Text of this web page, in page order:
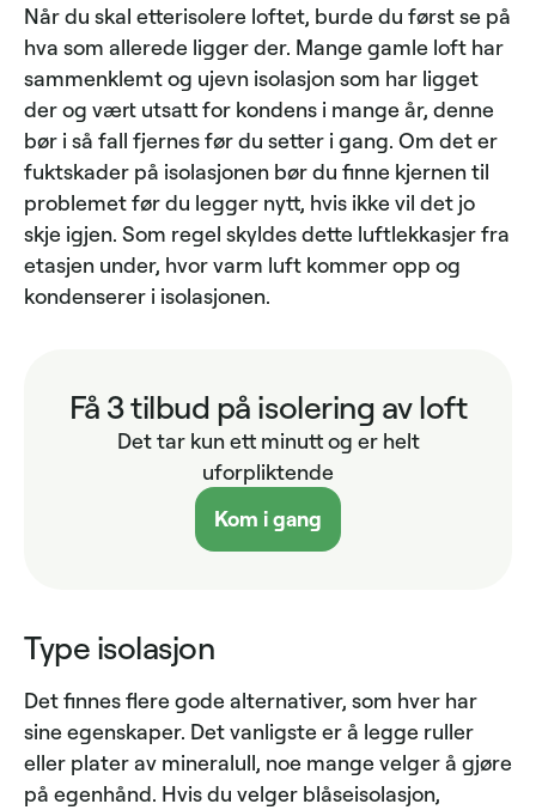
Når du skal etterisolere loftet, burde du først se på
hva som allerede ligger der. Mange gamle loft har
sammenklemt og ujevn isolasjon som har ligget
der og vært utsatt for kondens i mange år, denne
bør i så fall fjernes før du setter i gang. Om det er
fuktskader på isolasjonen bør du finne kjernen til
problemet før du legger nytt, hvis ikke vil det jo
skje igjen. Som regel skyldes dette luftlekkasjer fra
etasjen under, hvor varm luft kommer opp og
kondenserer i isolasjonen.
Få 3 tilbud på isolering av loft
Det tar kun ett minutt og er helt
uforpliktende
Kom i gang
Type isolasjon
Det finnes flere gode alternativer, som hver har
sine egenskaper. Det vanligste er å legge ruller
eller plater av mineralull, noe mange velger å gjøre
på egenhånd. Hvis du velger blåseisolasjon,